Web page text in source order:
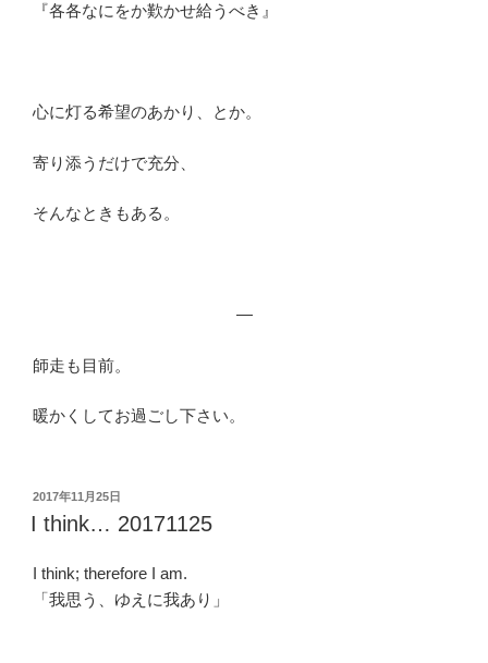
『各各なにをか歎かせ給うべき』
心に灯る希望のあかり、とか。
寄り添うだけで充分、
そんなときもある。
—
師走も目前。
暖かくしてお過ごし下さい。
投
稿
日:
2017年11月25日
I think… 20171125
I think; therefore I am.
「我思う、ゆえに我あり」